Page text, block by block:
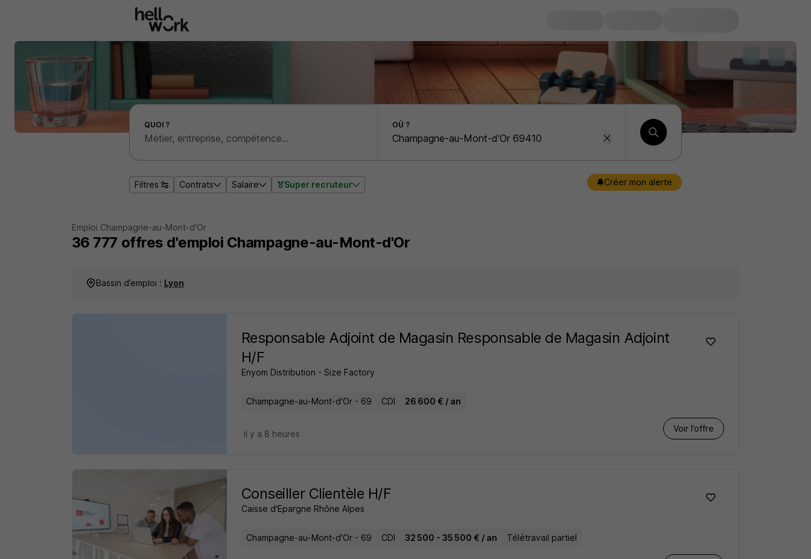
Effectuer une recherche d'emploi par localité
QUOI ? OÙ ?
Filtres Contrats Salaire Super recruteur Créer mon alerte
Emploi Champagne-au-Mont-d'Or
36 777 offres d'emploi Champagne-au-Mont-d'Or
Bassin d’emploi : Lyon
Responsable Adjoint de Magasin Responsable de Magasin Adjoint
H/F
Enyom Distribution - Size Factory
Champagne-au-Mont-d'Or - 69 CDI 26 600 € / an
Voir l’offre
il y a 8 heures
Conseiller Clientèle H/F
Caisse d'Epargne Rhône Alpes
Champagne-au-Mont-d'Or - 69 CDI 32 500 - 35 500 € / an Télétravail partiel